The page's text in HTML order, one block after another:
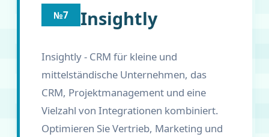
№7 Insightly
Insightly - CRM für kleine und
mittelständische Unternehmen, das
CRM, Projektmanagement und eine
Vielzahl von Integrationen kombiniert.
Optimieren Sie Vertrieb, Marketing und